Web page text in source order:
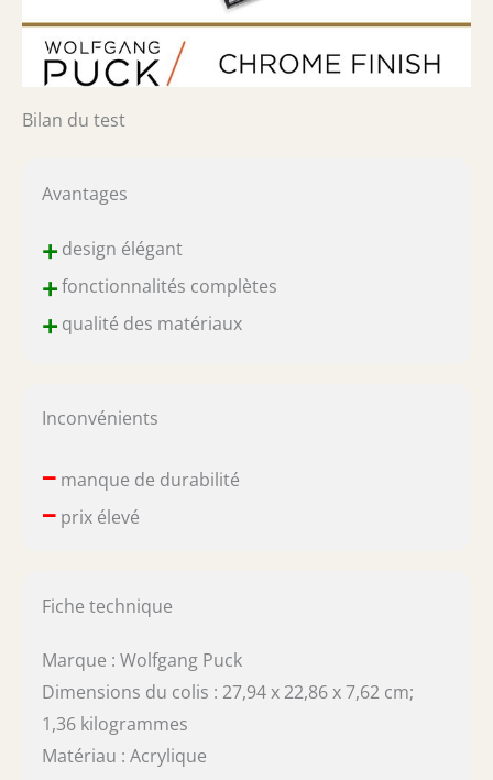
Bilan du test
Avantages
+design élégant
+fonctionnalités complètes
+qualité des matériaux
Inconvénients
–manque de durabilité
–prix élevé
Fiche technique
Marque : Wolfgang Puck
Dimensions du colis : 27,94 x 22,86 x 7,62 cm;
1,36 kilogrammes
Matériau : Acrylique